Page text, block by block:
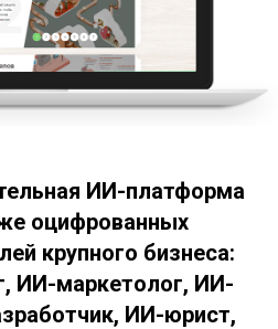
ИИ-платформа
оцифрованных
крупного бизнеса:
ИИ-маркетолог, ИИ-
ИИ-юрист,